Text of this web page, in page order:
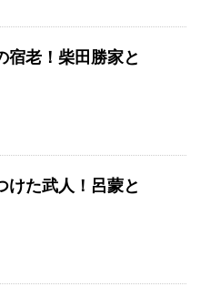
宿老！柴田勝家と
けた武人！呂蒙と